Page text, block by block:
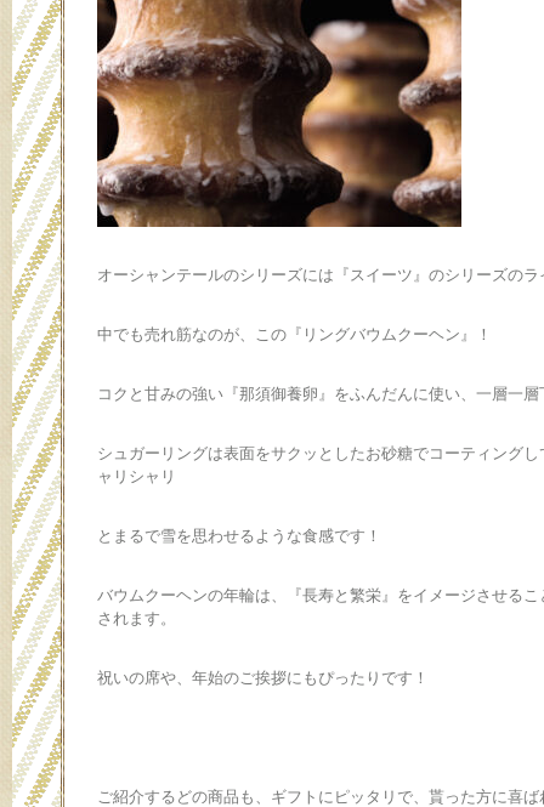
オーシャンテールのシリーズには『スイーツ』のシリーズの
中でも売れ筋なのが、この『リングバウムクーヘン』！
コクと甘みの強い『那須御養卵』をふんだんに使い、一層一
シュガーリングは表面をサクッとしたお砂糖でコーティング
ャリシャリ
とまるで雪を思わせるような食感です！
バウムクーヘンの年輪は、『長寿と繁栄』をイメージさせる
されます。
祝いの席や、年始のご挨拶にもぴったりです！
ご紹介するどの商品も、ギフトにピッタリで、貰った方に喜